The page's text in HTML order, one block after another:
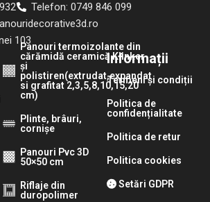
Telefon: 0749 846 099
103Panouri termoizolante din
cărămidă ceramică Klinker
și
polistiren(extrudat,expandat
si grafitat 2,3,5,8,10,15,20
cm)
Plinte, brâuri,
cornișe
Panouri Pvc 3D
50×50 cm
Riflaje din
duropolimer
Informații
Termeni și condiții
Politica de
confidențialitate
Politica de retur
Politica cookies
Setări GDPR